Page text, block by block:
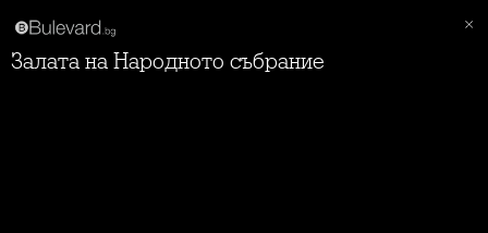
Залата на Народното събрание